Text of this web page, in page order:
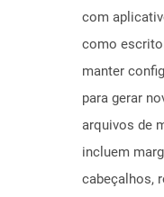
com
como
manter
para gerar
arquivos de
incluem
cabeçalhos,